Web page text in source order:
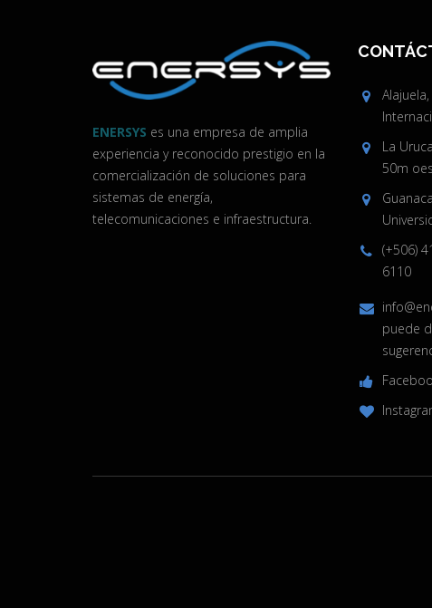
ENERSYS es una empresa de amplia
experiencia y reconocido prestigio en la
comercialización de soluciones para
sistemas de energía,
telecomunicaciones e infraestructura.
La
50m
(+506)
6110
puede